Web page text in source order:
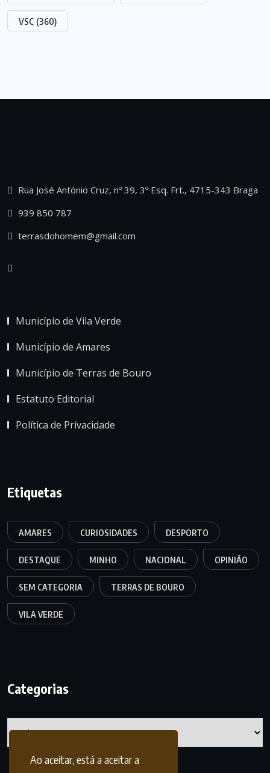
Ao aceitar, está a aceitar a
VSC (360)
Rua José António Cruz, nº 39, 3º Esq. Frt., 4715-343 Braga
939 850 787
terrasdohomem@gmail.com
Município de Vila Verde
Município de Amares
Município de Terras de Bouro
Estatuto Editorial
Política de Privacidade
Etiquetas
AMARES CURIOSIDADES DESPORTO
DESTAQUE MINHO NACIONAL OPINIÃO
SEM CATEGORIA TERRAS DE BOURO
VILA VERDE
Categorias